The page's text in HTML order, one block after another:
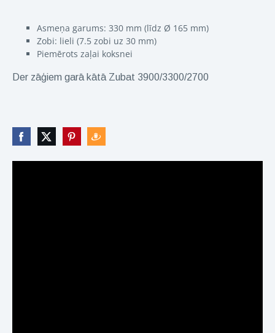
Asmeņa garums: 330 mm (līdz Ø 165 mm)
Zobi: lieli (7.5 zobi uz 30 mm)
Piemērots zaļai koksnei
Der zāģiem garā kātā Zubat 3900/3300/2700